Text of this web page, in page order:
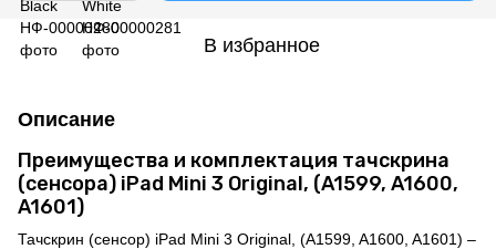
В избранное
Описание
Преимущества и комплектация тачскрина
(сенсора) iPad Mini 3 Original, (A1599, A1600,
A1601)
Тачскрин (сенсор) iPad Mini 3 Original, (A1599, A1600, A1601) –